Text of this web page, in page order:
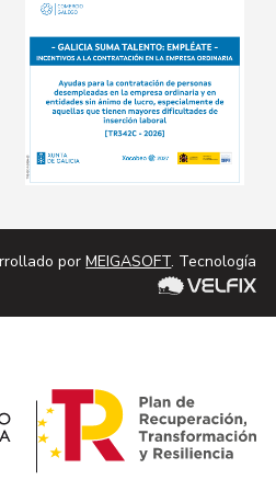
porMEIGASOFT. Tecnología